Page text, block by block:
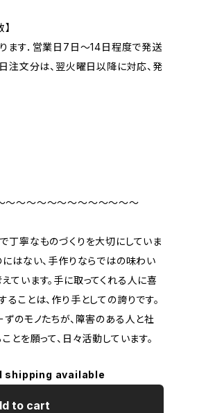
ます．営業日7日～14日程度で発送
注文分は、翌火曜日以降に対応、発
〜〜〜〜〜〜〜〜〜〜〜〜〜
丁寧なものづくりを大切にしていま
はない、手作りならではの味わい
ています。手に取ってくれる人に喜
ことは、作り手としての誇りです。
のモノたちが、障害のある人と社
とを願って、日々活動しています。
shipping available
to cart